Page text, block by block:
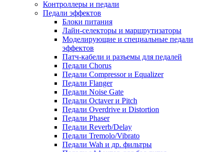
Контроллеры и педали
Педали эффектов
Блоки питания
Лайн-селекторы и маршрутизаторы
Моделирующие и специальные педали
эффектов
Патч-кабели и разъемы для педалей
Педали Chorus
Педали Compressor и Equalizer
Педали Flanger
Педали Noise Gate
Педали Octaver и Pitch
Педали Overdrive и Distortion
Педали Phaser
Педали Reverb/Delay
Педали Tremolo/Vibrato
Педали Wah и др. фильтры